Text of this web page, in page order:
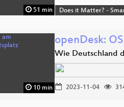
51 min Does it Matter? -
10 min
openDesk:
Wie Deutschland
2023-11-04